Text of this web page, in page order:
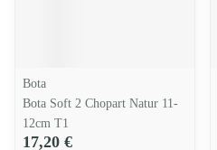
Bota
Bota Soft 2 Chopart Natur 11-
12cm T1
17,20 €